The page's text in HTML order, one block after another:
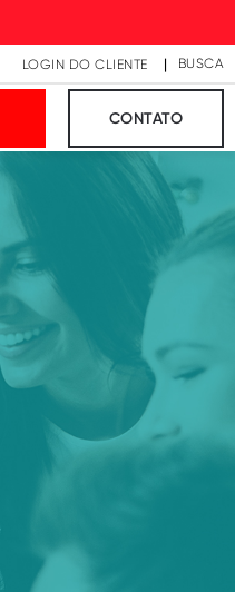
LOGIN DO CLIENTE BUSCA
CONTATO